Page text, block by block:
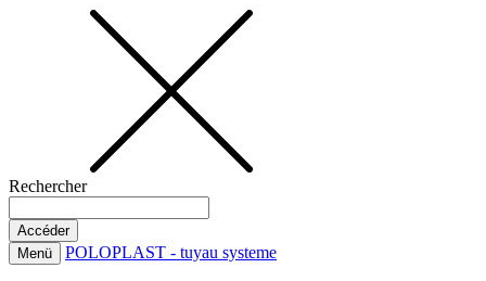
Rechercher
Menü POLOPLAST - tuyau systeme